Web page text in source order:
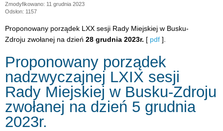
Zmodyfikowano: 11 grudnia 2023
Odsłon: 1157
Proponowany porządek LXX sesji Rady Miejskiej w Busku-
Zdroju zwołanej na dzień 28 grudnia 2023r. [ pdf ].
Proponowany porządek
nadzwyczajnej LXIX sesji
Rady Miejskiej w Busku-Zdroju
zwołanej na dzień 5 grudnia
2023r.